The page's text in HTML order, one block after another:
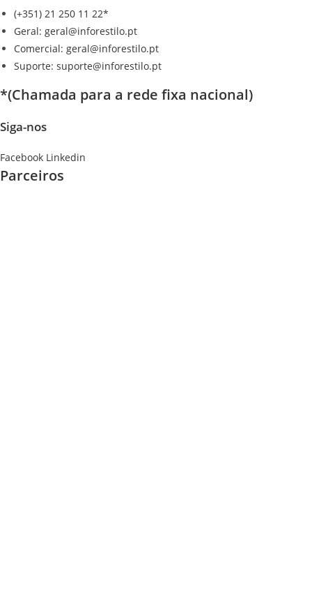
(+351) 21 250 11 22*
Geral: geral@inforestilo.pt
Comercial: geral@inforestilo.pt
Suporte: suporte@inforestilo.pt
*(Chamada para a rede fixa nacional)
Siga-nos
Facebook Linkedin
Parceiros